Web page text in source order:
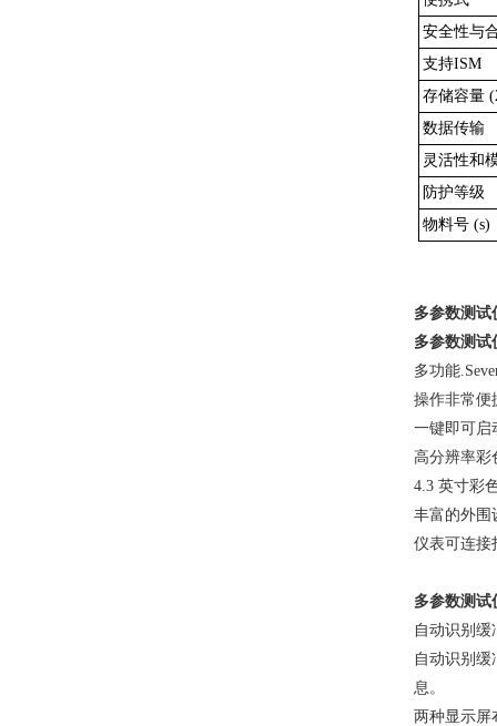
安全性与
支持ISM
存储容量
数据传输
灵活性和
防护等级
物料号 (s)
多参数测试
多参数测试
多功能
操作非常便
一键即可启
高分辨率彩
4.3 英寸彩
丰富的外围
仪表可连接
多参数测试
自动识别缓
自动识别
息。
两种显示屏